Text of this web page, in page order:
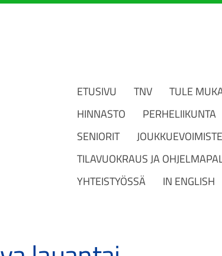
ETUSIVU TNV TULE
HINNASTO
PERHELIIKUNTA
SENIORIT
TILAVUOKRAUS JA
YHTEISTYÖSSÄ
IN ENGLISH